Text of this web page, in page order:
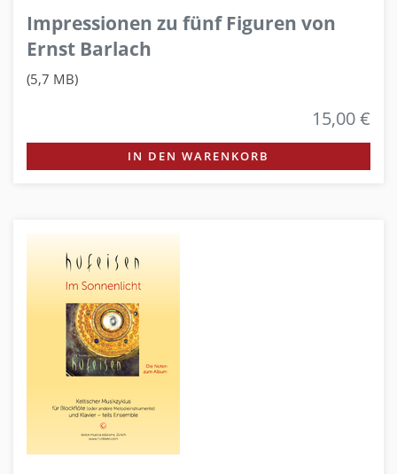
Impressionen zu fünf Figuren von
Ernst Barlach
(5,7 MB)
15,00 €
IN DEN WARENKORB